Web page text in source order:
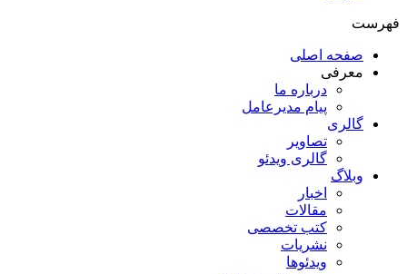
فهرست
صفحه اصلی
معرفی
درباره ما
پیام مدیرعامل
گالری
تصاویر
گالری ویدئو
وبلاگ
اخبار
مقالات
کتب تخصصی
نشریات
ویدئوها